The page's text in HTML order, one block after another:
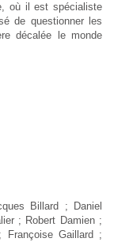
où il est spécialiste
de questionner les
décalée le monde
Billard ; Daniel
; Robert Damien ;
Françoise Gaillard ;